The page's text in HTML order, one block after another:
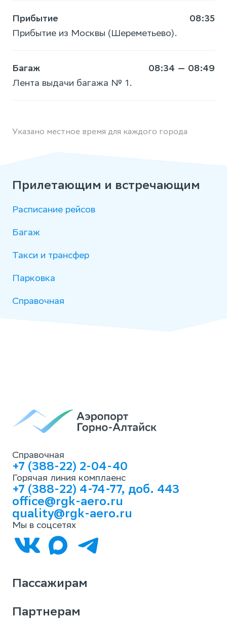
Прибытие
08:35
Прибытие из Москвы (Шереметьево).
Багаж
08:34 — 08:49
Лента выдачи багажа № 1.
Указано местное время для каждого города
Прилетающим и встречающим
Расписание рейсов
Багаж
Такси и трансфер
Парковка
Справочная
Справочная
+7 (388-22) 2-04-40
Горячая линия комплаенс
+7 (388-22) 4-74-77, доб. 443
office@rgk-aero.ru
quality@rgk-aero.ru
Мы в соцсетях
Пассажирам
Партнерам